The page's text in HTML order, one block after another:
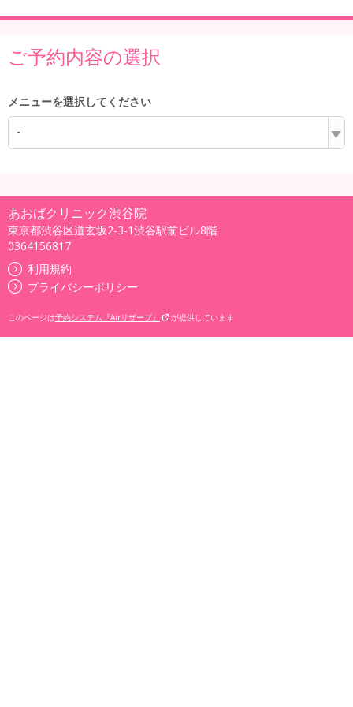
ご予約内容の選択
メニューを選択してください
-
あおばクリニック渋谷院
東京都渋谷区道玄坂2-3-1渋谷駅前ビル8階
0364156817
利用規約
プライバシーポリシー
このページは予約システム『Airリザーブ』 が提供しています